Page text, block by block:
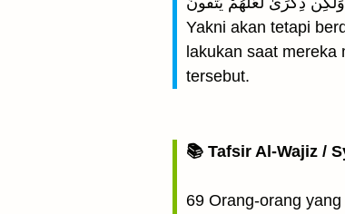
Yakni akan tetapi
lakukan saat
tersebut.
📚 Tafsir Al-Wajiz /
69 Orang-orang